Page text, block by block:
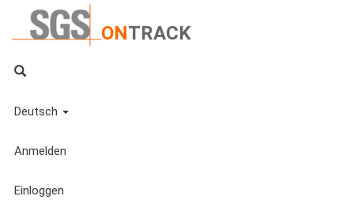
ONTRACK
Deutsch
Anmelden
Einloggen